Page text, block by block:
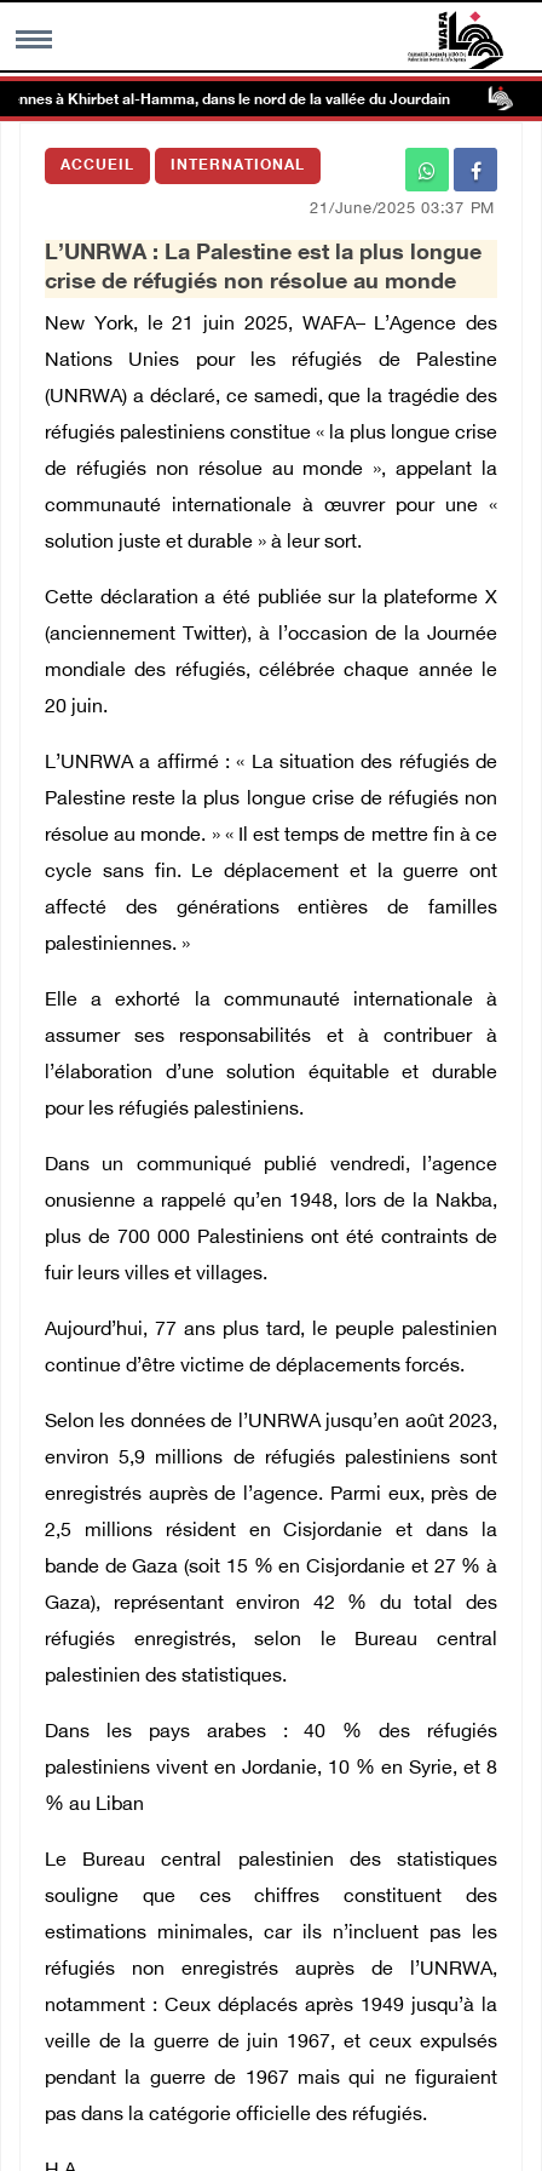
MENU
Galerie d’images
Centre palestinien
العربية
English
à Khirbet al-Hamma, dans le nord de la vallée du Jourdain
ACCUEIL INTERNATIONAL
21/June/2025 03:37 PM
L’UNRWA : La Palestine est la plus longue
crise de réfugiés non résolue au monde
New York, le 21 juin 2025, WAFA– L’Agence des
Nations Unies pour les réfugiés de Palestine
(UNRWA) a déclaré, ce samedi, que la tragédie des
réfugiés palestiniens constitue « la plus longue crise
de réfugiés non résolue au monde », appelant la
communauté internationale à œuvrer pour une «
solution juste et durable » à leur sort.
Cette déclaration a été publiée sur la plateforme X
(anciennement Twitter), à l’occasion de la Journée
mondiale des réfugiés, célébrée chaque année le
20 juin.
L’UNRWA a affirmé : « La situation des réfugiés de
Palestine reste la plus longue crise de réfugiés non
résolue au monde. » « Il est temps de mettre fin à ce
cycle sans fin. Le déplacement et la guerre ont
affecté des générations entières de familles
palestiniennes. »
Elle a exhorté la communauté internationale à
assumer ses responsabilités et à contribuer à
l’élaboration d’une solution équitable et durable
pour les réfugiés palestiniens.
Dans un communiqué publié vendredi, l’agence
onusienne a rappelé qu’en 1948, lors de la Nakba,
plus de 700 000 Palestiniens ont été contraints de
fuir leurs villes et villages.
Aujourd’hui, 77 ans plus tard, le peuple palestinien
continue d’être victime de déplacements forcés.
Selon les données de l’UNRWA jusqu’en août 2023,
environ 5,9 millions de réfugiés palestiniens sont
enregistrés auprès de l’agence. Parmi eux, près de
2,5 millions résident en Cisjordanie et dans la
bande de Gaza (soit 15 % en Cisjordanie et 27 % à
Gaza), représentant environ 42 % du total des
réfugiés enregistrés, selon le Bureau central
palestinien des statistiques.
Dans les pays arabes : 40 % des réfugiés
palestiniens vivent en Jordanie, 10 % en Syrie, et 8
% au Liban
Le Bureau central palestinien des statistiques
souligne que ces chiffres constituent des
estimations minimales, car ils n’incluent pas les
réfugiés non enregistrés auprès de l’UNRWA,
notamment : Ceux déplacés après 1949 jusqu’à la
veille de la guerre de juin 1967, et ceux expulsés
pendant la guerre de 1967 mais qui ne figuraient
pas dans la catégorie officielle des réfugiés.